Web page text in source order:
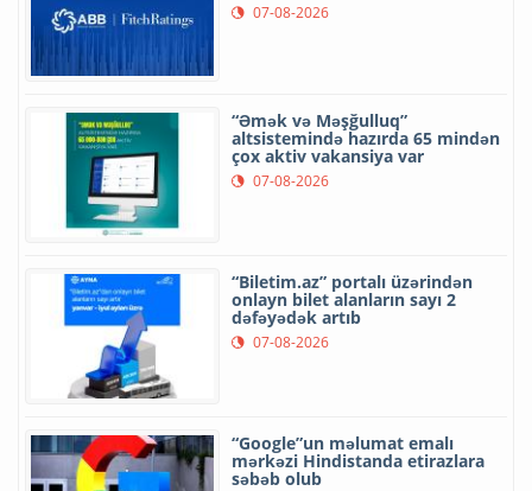
07-08-2026
“Əmək və Məşğulluq”
altsistemində hazırda 65 mindən
çox aktiv vakansiya var
07-08-2026
“Biletim.az” portalı üzərindən
onlayn bilet alanların sayı 2
dəfəyədək artıb
07-08-2026
“Google”un məlumat emalı
mərkəzi Hindistanda etirazlara
səbəb olub